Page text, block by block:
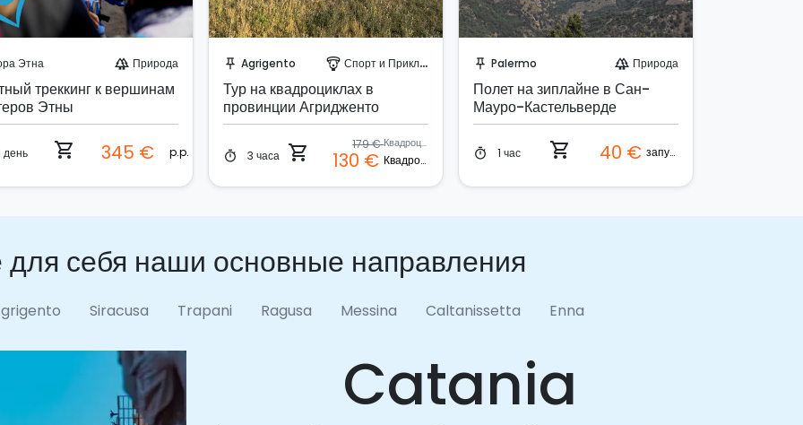
Этна forest Природа
треккинг к вершинам
Этны
день shopping_cart 345 € p.p.
push_pin Agrigento paragliding Спорт и Приключения
Тур на квадроциклах в
провинции Агридженто
timer 3 часа shopping_cart 179 € Квадроцикл
130 € Квадроцикл
push_pin Palermo forest Природа
Полет на зиплайне в Сан-
Мауро-Кастельверде
timer 1 час shopping_cart 40 € запуск
для себя наши основные направления
Siracusa Trapani Ragusa Messina Caltanissetta Enna
Catania